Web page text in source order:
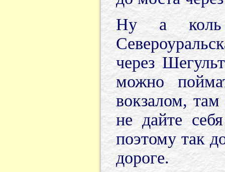
Ну а коль
через
можно
вокзалом,
не дайте
поэтому так
дороге.